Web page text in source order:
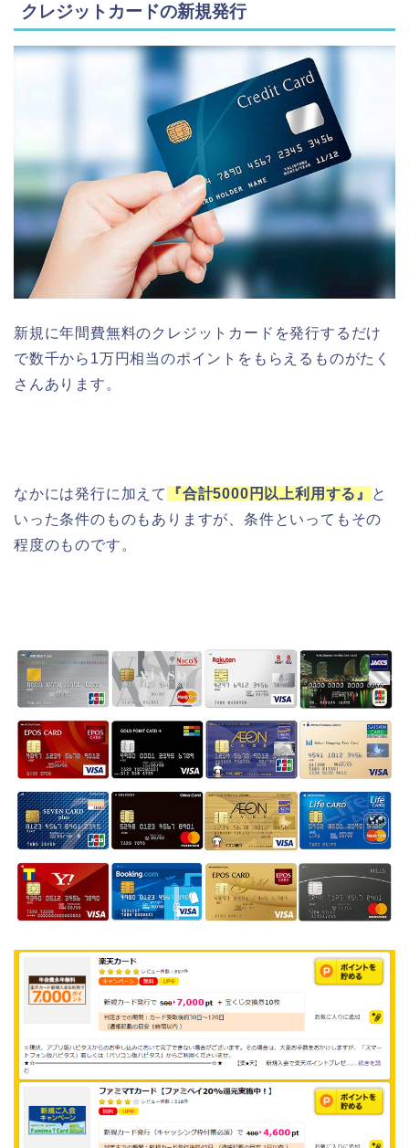
クレジットカードの新規発行
新規に年間費無料のクレジットカードを発行するだけ
で数千から1万円相当のポイントをもらえるものがたく
さんあります。
なかには発行に加えて 『合計5000円以上利用する』
と
いった条件のものもありますが、条件といってもその
程度のものです。